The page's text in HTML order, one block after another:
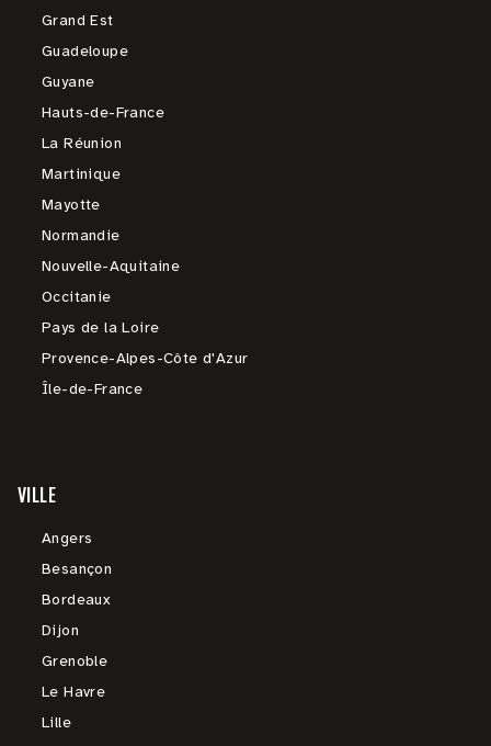
Grand Est
Guadeloupe
Guyane
Hauts-de-France
La Réunion
Martinique
Mayotte
Normandie
Nouvelle-Aquitaine
Occitanie
Pays de la Loire
Provence-Alpes-Côte d'Azur
Île-de-France
VILLE
Angers
Besançon
Bordeaux
Dijon
Grenoble
Le Havre
Lille